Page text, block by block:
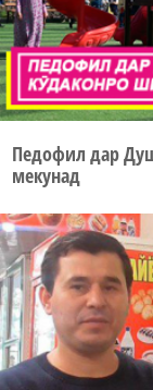
Педофил дар
мекунад